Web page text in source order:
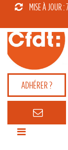
MISE À JOUR
ADHÉRER ?